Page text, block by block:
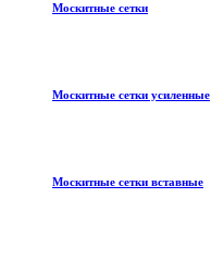
Москитные сетки
Москитные сетки усиленные
Москитные сетки вставные